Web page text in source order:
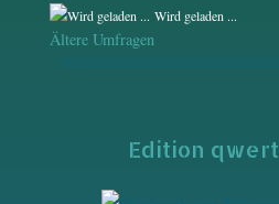
Wird geladen ...
Ältere Umfragen
Edition